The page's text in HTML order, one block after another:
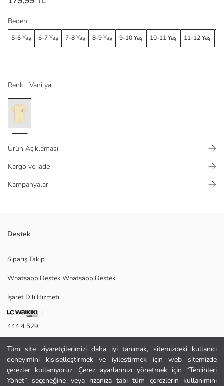
Tüm site ziyaretçilerimizi daha iyi tanımak, sitemizdeki kullanıcı
deneyimini kişiselleştirmek ve iyileştirmek için web sitemizde
çerezler kullanıyoruz. Çerez ayarlarınızı yönetmek için “Tercihleri
Yönet” seçeneğine veya rızanıza tabi tüm çerezlerin kullanımını
Renk: Vanilya
Beden:
5-6 Yaş 6-7 Yaş 7-8 Yaş 8-9 Yaş 9-10 Yaş 10-11 Yaş 11-12 Yaş
Ürün Açıklaması
Kargo ve İade
Kampanyalar
üretilmiştir ve baskı detaylıdır.
Ana Kumaş:
Menşei:
Satıcı:
Marka:
Cinsiyet:
Kalıp:
Kalınlık:
Destek
Sipariş Takip
Whatsapp Destek Whatsapp Destek
İşaret Dili Hizmeti
444 4 529
İletişim Formu
444 4 529